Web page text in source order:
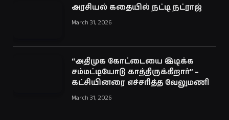
அரசியல் கதையில் நட்டி நட்ராஜ்
March 31, 2026
“அதிமுக கோட்டையை இடிக்க
சம்மட்டியோடு காத்திருக்கிறார்” –
கட்சியினரை எச்சரித்த வேலுமணி
March 31, 2026